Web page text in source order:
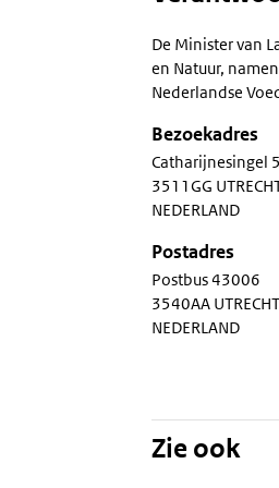
De Minister van
en Natuur,
Nederlandse
Bezoekadres
Catharijnesingel
3511GG
NEDERLAND
Postadres
Postbus 43006
3540AA UTRECHT
NEDERLAND
Zie ook